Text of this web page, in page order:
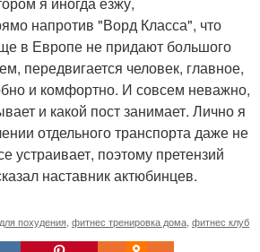
напротив "Ворд Класса", что
в Европе не придают большого
передвигается человек, главное,
и комфортно. И совсем неважно,
и какой пост занимает. Лично я
отдельного транспорта даже не
устраивает, поэтому претензий
наставник актюбинцев.
похудения, фитнес тренировка дома, фитнес клуб